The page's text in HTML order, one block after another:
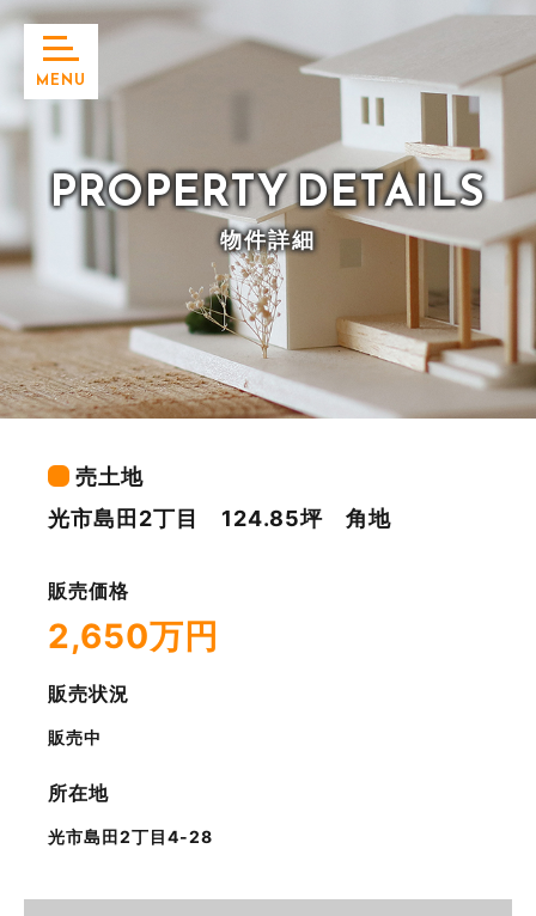
PROPERTYDETAILS
物件詳細
売土地
光市島田2丁目 124.85坪 角地
販売価格
2,650万円
販売状況
販売中
所在地
光市島田2丁目4-28
MENU